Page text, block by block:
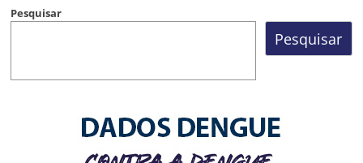
Pesquisar
Pesquisar